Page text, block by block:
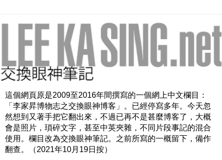
這個網頁原是2009至2016年間撰寫的一個網上中文欄目：
「李家昇博物志之交換眼神博客」。已經停寫多年。今天忽
然想到又著手把它翻出來，不過已再不是甚麼博客了，大概
會是照片，瑣碎文字，甚至中英夾雜，不同片段事記的混合
使用。欄目改為交換眼神筆記。之前所寫的一概留下，備作
翻查。（2021年10月19日按）